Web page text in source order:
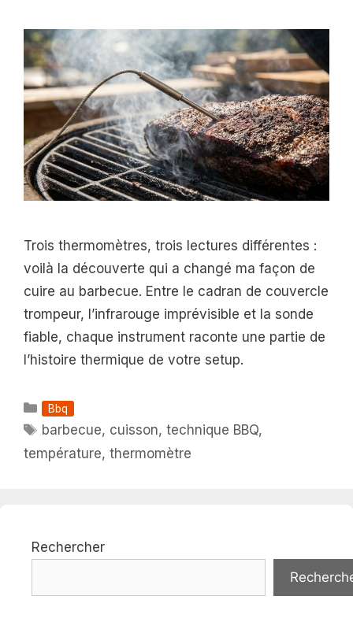
Trois thermomètres, trois lectures différentes :
voilà la découverte qui a changé ma façon de
cuire au barbecue. Entre le cadran de couvercle
trompeur, l’infrarouge imprévisible et la sonde
fiable, chaque instrument raconte une partie de
l’histoire thermique de votre setup.
Catégories
Bbq
Étiquettes
barbecue, cuisson,technique BBQ,
température, thermomètre
Rechercher